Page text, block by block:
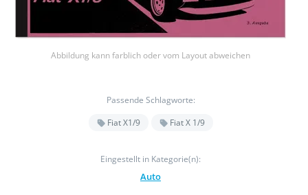
Abbildung kann farblich oder vom Layout abweichen
Passende Schlagworte:
Fiat X1/9
Fiat X 1/9
Eingestellt in Kategorie(n):
Auto